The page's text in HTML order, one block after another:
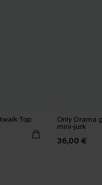
Top Only Drama
mini-jurk
36,00 €